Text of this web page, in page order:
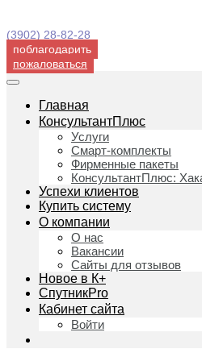
(3902) 28-82-28
поблагодарить
пожаловаться
Главная
КонсультантПлюс
Услуги
Смарт-комплекты
Фирменные пакеты
КонсультантПлюс:
Успехи клиентов
Купить систему
О компании
О нас
Вакансии
Сайты для отзывов
Новое в К+
СпутникPro
Кабинет сайта
Войти